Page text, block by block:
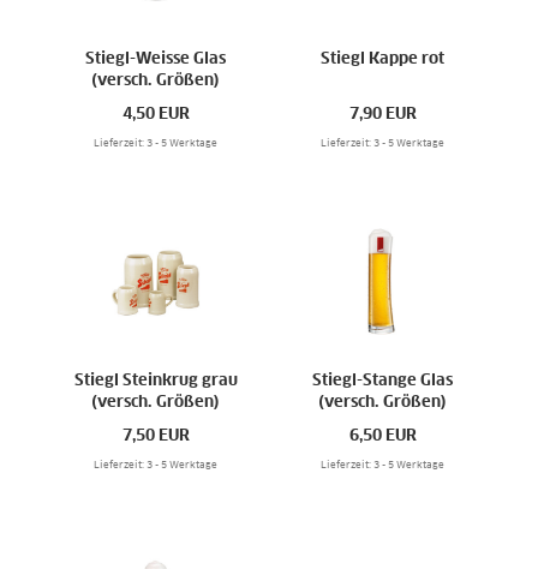
Stiegl-Weisse Glas
(versch. Größen)
4,50 EUR
Lieferzeit: 3 - 5 Werktage
Stiegl Kappe rot
7,90 EUR
Lieferzeit: 3 - 5 Werktage
Stiegl Steinkrug grau
(versch. Größen)
7,50 EUR
Lieferzeit: 3 - 5 Werktage
Stiegl-Stange Glas
(versch. Größen)
6,50 EUR
Lieferzeit: 3 - 5 Werktage